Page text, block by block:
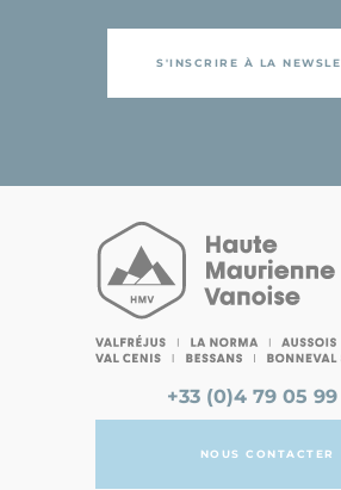
S'INSCRIRE À LA
+33 (0)4 79 05
NOUS CONTACTER